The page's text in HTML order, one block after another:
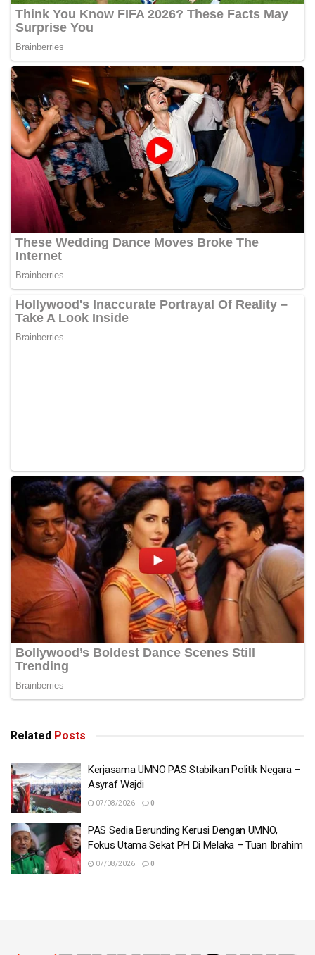
Related Posts
Kerjasama UMNO PAS Stabilkan Politik Negara –
Asyraf Wajdi
07/08/2026 0
PAS Sedia Berunding Kerusi Dengan UMNO,
Fokus Utama Sekat PH Di Melaka – Tuan Ibrahim
07/08/2026 0